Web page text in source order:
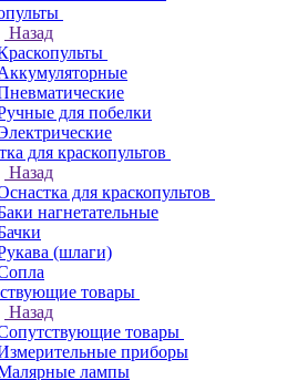
Назад
для побелки
для краскопультов
Назад
для краскопультов
нагнетательные
(шлаги)
товары
Назад
товары
приборы
лампы